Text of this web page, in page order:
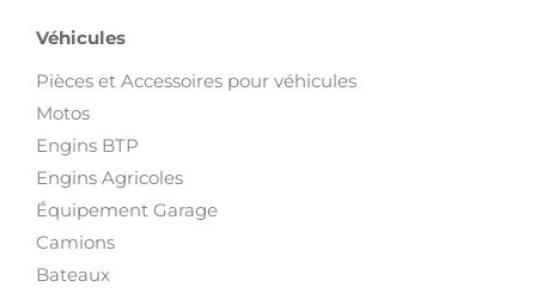
Véhicules
Pièces et Accessoires pour véhicules
Motos
Engins BTP
Engins Agricoles
Équipement Garage
Camions
Bateaux